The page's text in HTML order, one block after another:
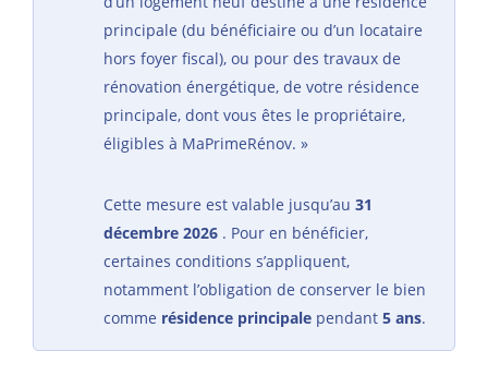
principale (du bénéficiaire ou d’un locataire
hors foyer fiscal), ou pour des travaux de
rénovation énergétique, de votre résidence
principale, dont vous êtes le propriétaire,
éligibles à MaPrimeRénov. »
Cette mesure est valable jusqu’au 31
décembre 2026 . Pour en bénéficier,
certaines conditions s’appliquent,
notamment l’obligation de conserver le bien
comme résidence principale pendant 5 ans.